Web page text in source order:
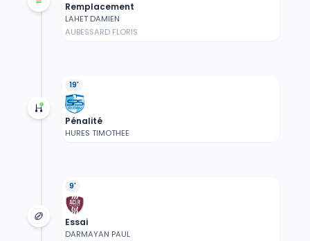
Remplacement
LAHET DAMIEN
AUBESSARD FLORIS
19'
Pénalité
HURES TIMOTHEE
9'
Essai
DARMAYAN PAUL